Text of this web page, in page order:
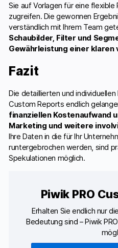
Sie auf Vorlagen für eine flexible
zugreifen. Die gewonnen
verständlich mit Ihrem Team
Schaubilder, Filter und
Gewährleistung einer klaren
Fazit
Die detaillierten und
Custom Reports endlich
finanziellen Kostenaufwand
Marketing und weitere
Ihre Daten in die für Ihr
runtergebrochen werden, sind
Spekulationen möglich.
Piwik PRO
Erhalten Sie endlich nur
Bedeutung sind – Piwik